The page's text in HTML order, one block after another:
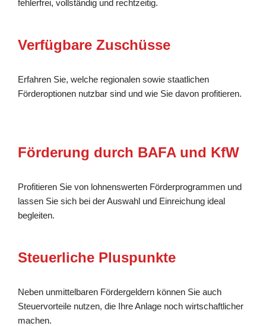
fehlerfrei, vollständig und rechtzeitig.
Verfügbare Zuschüsse
Erfahren Sie, welche regionalen sowie staatlichen
Förderoptionen nutzbar sind und wie Sie davon profitieren.
Förderung durch BAFA und KfW
Profitieren Sie von lohnenswerten Förderprogrammen und
lassen Sie sich bei der Auswahl und Einreichung ideal
begleiten.
Steuerliche Pluspunkte
Neben unmittelbaren Fördergeldern können Sie auch
Steuervorteile nutzen, die Ihre Anlage noch wirtschaftlicher
machen.